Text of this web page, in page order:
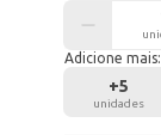
Adicione mais:
+5
unidades